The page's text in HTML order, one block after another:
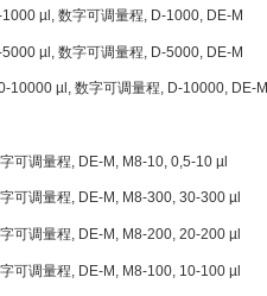
µl, 数字可调量程, D-1000, DE-M
µl, 数字可调量程, D-5000, DE-M
10000 µl, 数字可调量程, D-10000, DE-M
可调量程, DE-M, M8-10, 0,5-10 µl
可调量程, DE-M, M8-300, 30-300 µl
可调量程, DE-M, M8-200, 20-200 µl
可调量程, DE-M, M8-100, 10-100 µl